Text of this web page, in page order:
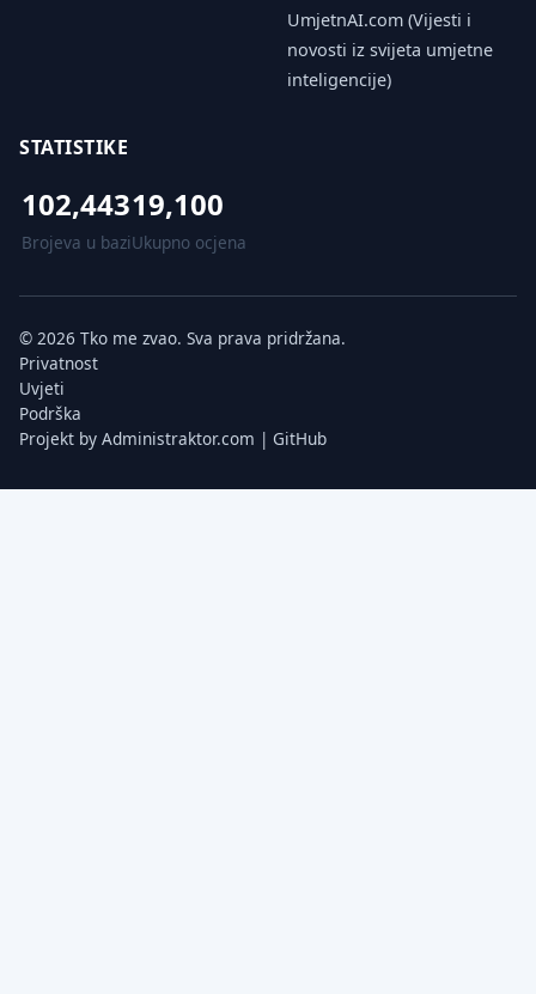
UmjetnAI.com (Vijesti i
novosti iz svijeta umjetne
inteligencije)
STATISTIKE
102,443
Brojeva u bazi
19,100
Ukupno ocjena
© 2026 Tko me zvao. Sva prava pridržana.
Privatnost
Uvjeti
Podrška
Projekt by Administraktor.com | GitHub